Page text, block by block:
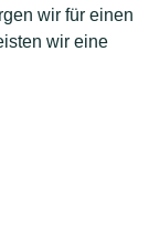
wir für einen
wir eine